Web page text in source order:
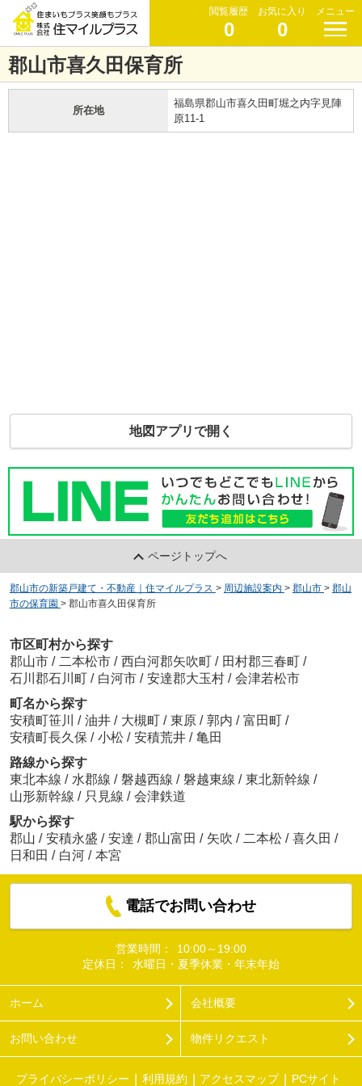
閲覧履歴
0
お気に入り
0
メニュー
郡山市喜久田保育所
所在地
福島県郡山市喜久田町堀之内字見陣
原11-1
地図アプリで開く
ページトップへ
郡山市の新築戸建て・不動産｜住マイルプラス > 周辺施設案内 > 郡山市 > 郡山
市の保育園 > 郡山市喜久田保育所
市区町村から探す
郡山市 / 二本松市 / 西白河郡矢吹町 / 田村郡三春町 /
石川郡石川町 / 白河市 / 安達郡大玉村 / 会津若松市
町名から探す
安積町笹川 / 油井 / 大槻町 / 東原 / 郭内 / 富田町 /
安積町長久保 / 小松 / 安積荒井 / 亀田
路線から探す
東北本線 / 水郡線 / 磐越西線 / 磐越東線 / 東北新幹線 /
山形新幹線 / 只見線 / 会津鉄道
駅から探す
郡山 / 安積永盛 / 安達 / 郡山富田 / 矢吹 / 二本松 / 喜久田 /
日和田 / 白河 / 本宮
電話でお問い合わせ
営業時間：
10:00～19:00
定休日：
水曜日・夏季休業・年末年始
ホーム 会社概要
お問い合わせ 物件リクエスト
プライバシーポリシー 利用規約 アクセスマップ PCサイト